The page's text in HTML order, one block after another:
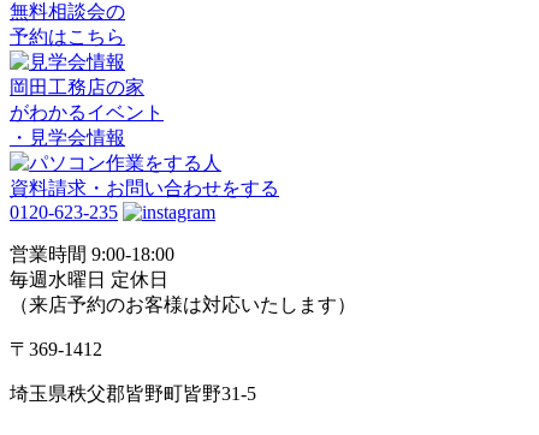
無料相談会の
予約はこちら
岡田工務店の家
がわかるイベント
・見学会情報
資料請求・お問い合わせをする
0120-623-235
営業時間 9:00-18:00
毎週水曜日 定休日
（来店予約のお客様は対応いたします）
〒369-1412
埼玉県秩父郡皆野町皆野31-5